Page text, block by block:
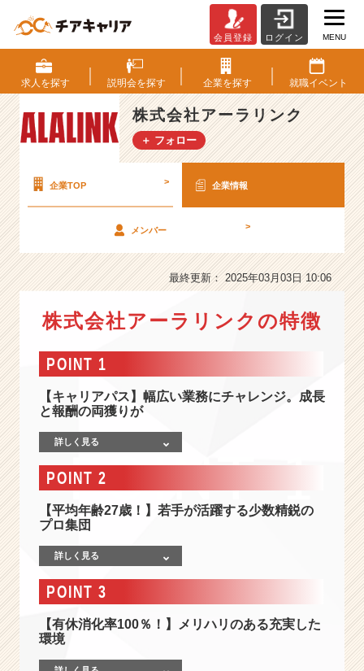
式
会
社
ア
ー
ラ
リ
会
【初
給
万
円】
用
急
上
ル
系
a
会員登録 ログイン MENU
求人を探す 説明会を探す 企業を探す 就職イベント
株式会社アーラリンク
＋ フォロー
企業TOP > 企業情報
メンバー >
最終更新： 2025年03月03日 10:06
株式会社アーラリンクの特徴
POINT 1
【キャリアパス】幅広い業務にチャレンジ。成長
と報酬の両獲りが
詳しく見る
POINT 2
【平均年齢27歳！】若手が活躍する少数精鋭の
プロ集団
詳しく見る
POINT 3
【有休消化率100％！】メリハリのある充実した
環境